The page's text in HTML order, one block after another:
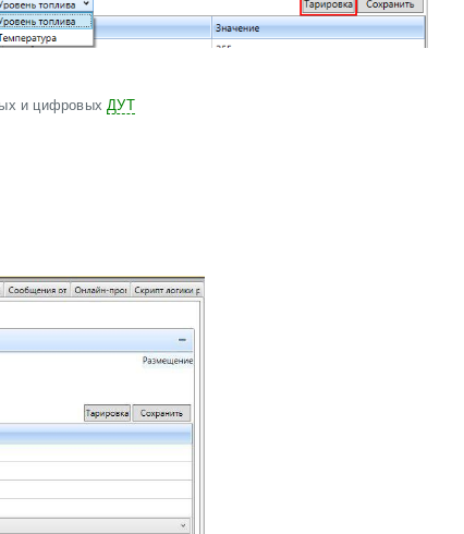
и цифровыхДУТ